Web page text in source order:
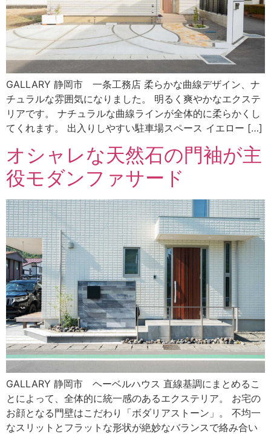
GALLARY 静岡市 一条工務店 柔らかな曲線デザイン、ナ
チュラルな雰囲気になりました。 明るく爽やかなエクステ
リアです。 ナチュラルな曲線ラインが全体的に柔らかくし
てくれます。 出入りしやすい駐車場スペース イエロー […]
オシャレな天然石の門袖が主
役モダンファサード
GALLARY 静岡市 ヘーベルハウス 直線基調にまとめるこ
とによって、全体的に統一感のあるエクステリア。 お宅の
お顔となる門壁はこだわり「ボダリアストーン」。 不均一
なスリットとフラットな形状が絶妙なバランスで絡み合い